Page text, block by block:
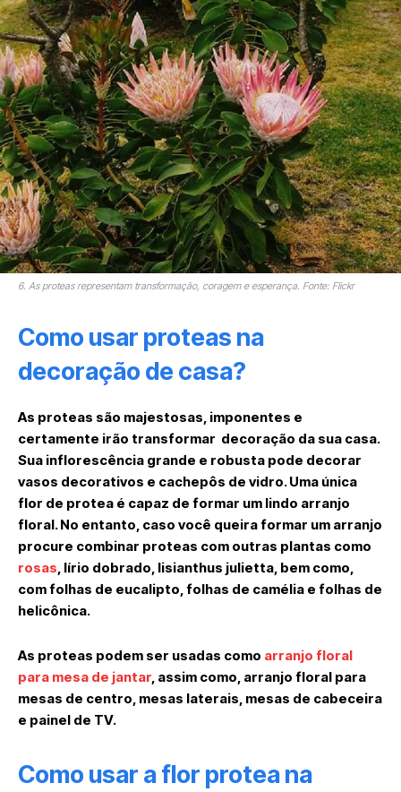
6. As proteas representam transformação, coragem e esperança. Fonte: Flickr
Como usar proteas na
decoração de casa?
As proteas são majestosas, imponentes e
certamente irão transformar decoração da sua casa.
Sua inflorescência grande e robusta pode decorar
vasos decorativos e cachepôs de vidro. Uma única
flor de protea é capaz de formar um lindo arranjo
floral. No entanto, caso você queira formar um arranjo
procure combinar proteas com outras plantas como
rosas, lírio dobrado, lisianthus julietta, bem como,
com folhas de eucalipto, folhas de camélia e folhas de
helicônica.
As proteas podem ser usadas como arranjo floral
para mesa de jantar, assim como, arranjo floral para
mesas de centro, mesas laterais, mesas de cabeceira
e painel de TV.
Como usar a flor protea na